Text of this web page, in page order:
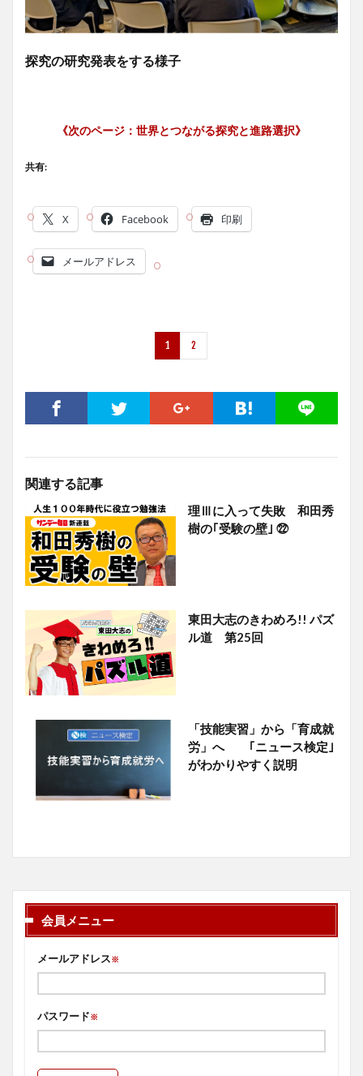
探究の研究発表をする様子
《次のページ： 世界とつながる探究と進路選択》
共有:
X Facebook 印刷
メールアドレス
1 2
関連する記事
理Ⅲに入って失敗 和田秀
樹の｢受験の壁｣ ㉒
東田大志のきわめろ!! パズ
ル道 第25回
「技能実習」から「育成就
労」へ ｢ニュース検定｣
がわかりやすく説明
会員メニュー
メールアドレス※
パスワード※